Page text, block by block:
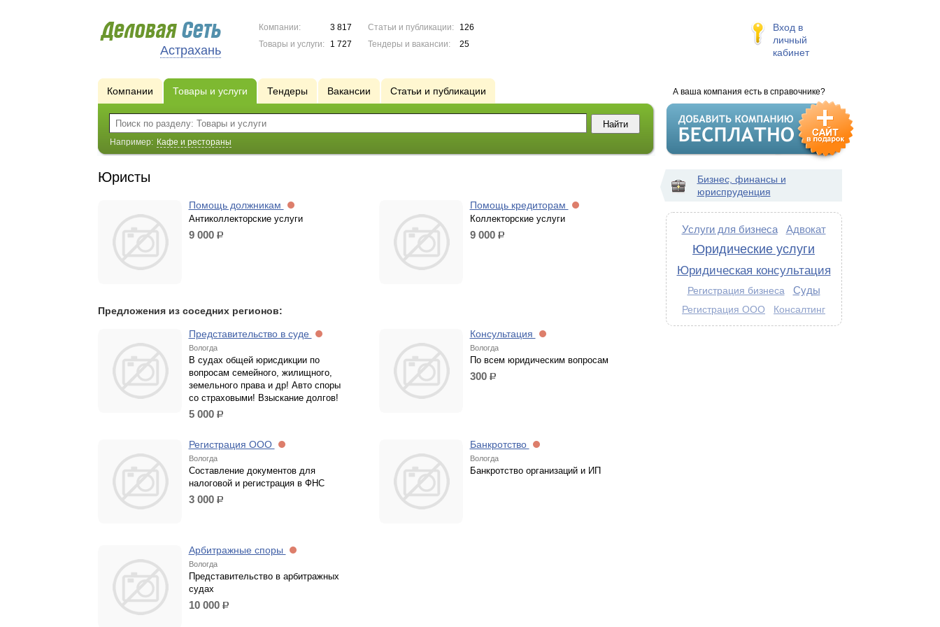
Астрахань
Компании:
3 817
Товары и услуги:
1 727
Статьи и публикации:
126
Тендеры и вакансии:
25
Вход в
личный
кабинет
А ваша компания есть в справочнике?
Компании Товары и услуги Тендеры Вакансии Статьи и публикации
Например: Кафе и рестораны
Юристы
Помощь должникам
Антиколлекторские услуги
9 000 р.
Помощь кредиторам
Коллекторские услуги
9 000 р.
Предложения из соседних регионов:
Представительство в суде
Вологда
В судах общей юрисдикции по
вопросам семейного, жилищного,
земельного права и др! Авто споры
со страховыми! Взыскание долгов!
5 000 р.
Консультация
Вологда
По всем юридическим вопросам
300 р.
Регистрация ООО
Вологда
Составление документов для
налоговой и регистрация в ФНС
3 000 р.
Банкротство
Вологда
Банкротство организаций и ИП
Арбитражные споры
Вологда
Представительство в арбитражных
судах
10 000 р.
Бизнес, финансы и
юриспруденция
Услуги для бизнеса Адвокат
Юридические услуги
Юридическая консультация
Регистрация бизнеса Суды
Регистрация ООО Консалтинг